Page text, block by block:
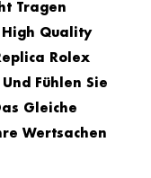
Tragen
High Quality
Rolex
Fühlen Sie
Gleiche
Wertsachen